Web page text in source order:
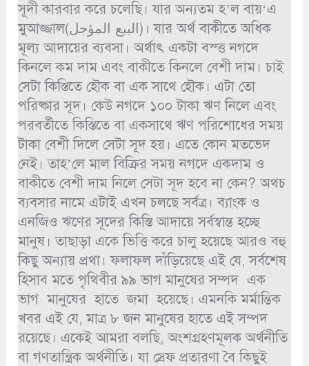
সূদী কারবার করে চলেছি। যার অন্যতম হ’ল বায়‘এ
মুআজ্জাল(البيع المؤجل)। যার অর্থ বাকীতে অধিক
মূল্য আদায়ের ব্যবসা। অর্থাৎ একটা বস্ত্ত নগদে
কিনলে কম দাম এবং বাকীতে কিনলে বেশী দাম। চাই
সেটা কিস্তিতে হৌক বা এক সাথে হৌক। এটা তো
পরিষ্কার সূদ। কেউ নগদে ১০০ টাকা ঋণ নিলে এবং
পরবর্তীতে কিস্তিতে বা একসাথে ঋণ পরিশোধের সময়
টাকা বেশী দিলে সেটা সূদ হয়। এতে কোন মতভেদ
নেই। তাহ’লে মাল বিক্রির সময় নগদে একদাম ও
বাকীতে বেশী দাম নিলে সেটা সূদ হবে না কেন? অথচ
ব্যবসার নামে এটাই এখন চলছে সর্বত্র। ব্যাংক ও
এনজিও ঋণের সূদের কিস্তি আদায়ে সর্বস্বান্ত হচ্ছে
মানুষ। তাছাড়া একে ভিত্তি করে চালু হয়েছে আরও বহু
কিছু অন্যায় প্রথা। ফলাফল দাঁড়িয়েছে এই যে, সর্বশেষ
হিসাব মতে পৃথিবীর ৯৯ ভাগ মানুষের সম্পদ এক
ভাগ মানুষের হাতে জমা হয়েছে। এমনকি মর্মান্তিক
খবর এই যে, মাত্র ৮ জন মানুষের হাতে এই সম্পদ
রয়েছে। একেই আমরা বলছি, অংশগ্রহণমূলক অর্থনীতি
বা গণতান্ত্রিক অর্থনীতি। যা স্রেফ প্রতারণা বৈ কিছুই